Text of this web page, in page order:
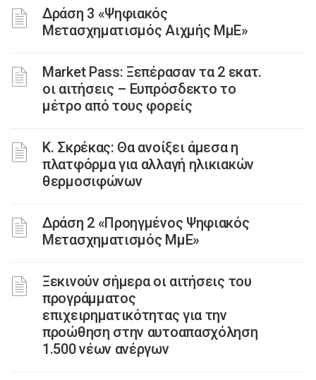
Δράση 3 «Ψηφιακός
Μετασχηματισμός Αιχμής ΜμΕ»
Market Pass: Ξεπέρασαν τα 2 εκατ.
οι αιτήσεις – Ευπρόσδεκτο το
μέτρο από τους φορείς
Κ. Σκρέκας: Θα ανοίξει άμεσα η
πλατφόρμα για αλλαγή ηλικιακών
θερμοσιφώνων
Δράση 2 «Προηγμένος Ψηφιακός
Μετασχηματισμός ΜμΕ»
Ξεκινούν σήμερα οι αιτήσεις του
προγράμματος
επιχειρηματικότητας για την
προώθηση στην αυτοαπασχόληση
1.500 νέων ανέργων